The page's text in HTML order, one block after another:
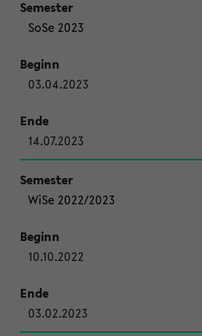
SoSe 2023
03.04.2023
14.07.2023
WiSe 2022/2023
10.10.2022
03.02.2023